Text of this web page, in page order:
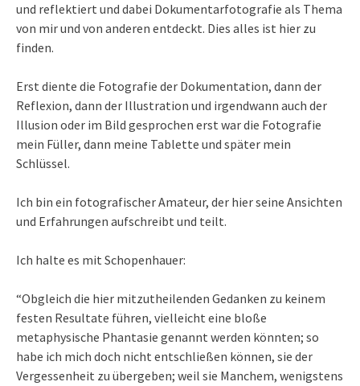
und reflektiert und dabei Dokumentarfotografie als Thema
von mir und von anderen entdeckt. Dies alles ist hier zu
finden.
Erst diente die Fotografie der Dokumentation, dann der
Reflexion, dann der Illustration und irgendwann auch der
Illusion oder im Bild gesprochen erst war die Fotografie
mein Füller, dann meine Tablette und später mein
Schlüssel.
Ich bin ein fotografischer Amateur, der hier seine Ansichten
und Erfahrungen aufschreibt und teilt.
Ich halte es mit Schopenhauer:
“Obgleich die hier mitzutheilenden Gedanken zu keinem
festen Resultate führen, vielleicht eine bloße
metaphysische Phantasie genannt werden könnten; so
habe ich mich doch nicht entschließen können, sie der
Vergessenheit zu übergeben; weil sie Manchem, wenigstens